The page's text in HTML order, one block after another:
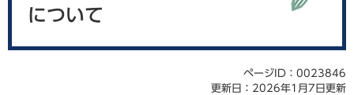
について
ページID：0023846
更新日：2026年1月7日更新